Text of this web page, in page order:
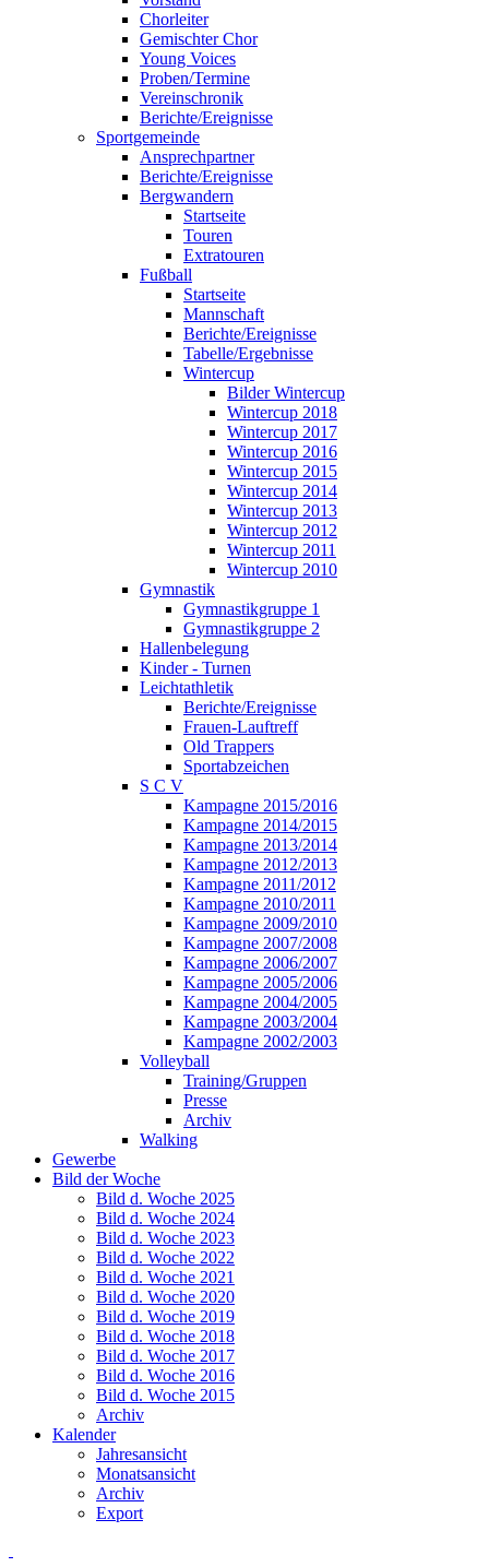
Chorleiter
Gemischter Chor
Young Voices
Proben/Termine
Vereinschronik
Berichte/Ereignisse
Sportgemeinde
Ansprechpartner
Berichte/Ereignisse
Bergwandern
Startseite
Touren
Extratouren
Fußball
Startseite
Mannschaft
Berichte/Ereignisse
Tabelle/Ergebnisse
Wintercup
Bilder Wintercup
Wintercup 2018
Wintercup 2017
Wintercup 2016
Wintercup 2015
Wintercup 2014
Wintercup 2013
Wintercup 2012
Wintercup 2011
Wintercup 2010
Gymnastik
Gymnastikgruppe 1
Gymnastikgruppe 2
Hallenbelegung
Kinder - Turnen
Leichtathletik
Berichte/Ereignisse
Frauen-Lauftreff
Old Trappers
Sportabzeichen
S C V
Kampagne 2015/2016
Kampagne 2014/2015
Kampagne 2013/2014
Kampagne 2012/2013
Kampagne 2011/2012
Kampagne 2010/2011
Kampagne 2009/2010
Kampagne 2007/2008
Kampagne 2006/2007
Kampagne 2005/2006
Kampagne 2004/2005
Kampagne 2003/2004
Kampagne 2002/2003
Volleyball
Training/Gruppen
Presse
Archiv
Walking
Gewerbe
Bild der Woche
Bild d. Woche 2025
Bild d. Woche 2024
Bild d. Woche 2023
Bild d. Woche 2022
Bild d. Woche 2021
Bild d. Woche 2020
Bild d. Woche 2019
Bild d. Woche 2018
Bild d. Woche 2017
Bild d. Woche 2016
Bild d. Woche 2015
Archiv
Kalender
Jahresansicht
Monatsansicht
Archiv
Export